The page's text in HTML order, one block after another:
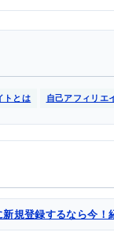
トとは 自己アフィリエ
新規登録するなら今